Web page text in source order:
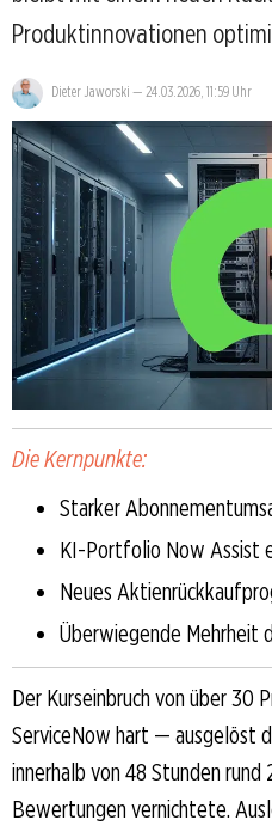
Produktinnovationen
Dieter Jaworski — 24.03.2026, 11:59 Uhr
Die Kernpunkte:
Starker
KI-Portfolio Now Assist
Neues
Überwiegende Mehrheit
Der Kurseinbruch von über
ServiceNow hart — ausgelöst
innerhalb von 48 Stunden rund
Bewertungen vernichtete.